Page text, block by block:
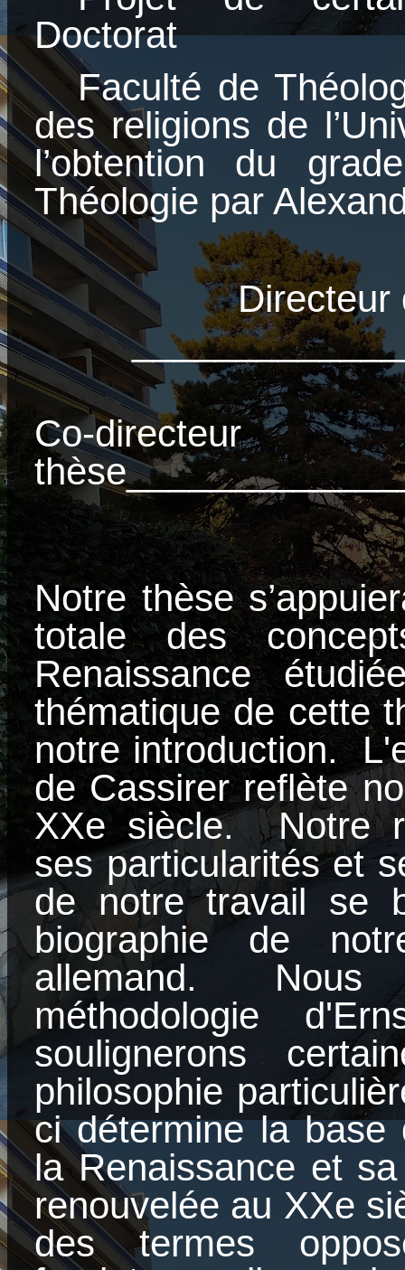
Doctorat
Faculté de
des religions de
l’obtention du
Théologie par
Directeur
Co-
Notre thèse
totale des
Renaissance
thématique de cette
notre introduction.
de Cassirer reflète
XXe siècle. Notre
ses particularités et
de notre travail se
biographie de
allemand.
méthodologie
soulignerons
philosophie
ci détermine la base
la Renaissance et
renouvelée au XXe
des termes